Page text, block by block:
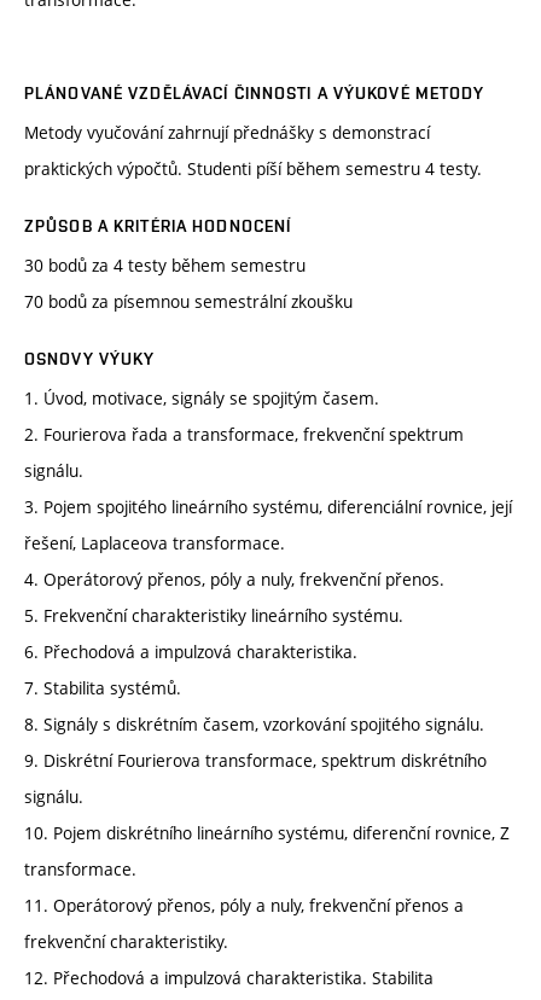
PLÁNOVANÉ VZDĚLÁVACÍ ČINNOSTI A VÝUKOVÉ METODY
Metody vyučování zahrnují přednášky s demonstrací
praktických výpočtů. Studenti píší během semestru 4 testy.
ZPŮSOB A KRITÉRIA HODNOCENÍ
30 bodů za 4 testy během semestru
70 bodů za písemnou semestrální zkoušku
OSNOVY VÝUKY
1. Úvod, motivace, signály se spojitým časem.
2. Fourierova řada a transformace, frekvenční spektrum
signálu.
3. Pojem spojitého lineárního systému, diferenciální rovnice, její
řešení, Laplaceova transformace.
4. Operátorový přenos, póly a nuly, frekvenční přenos.
5. Frekvenční charakteristiky lineárního systému.
6. Přechodová a impulzová charakteristika.
7. Stabilita systémů.
8. Signály s diskrétním časem, vzorkování spojitého signálu.
9. Diskrétní Fourierova transformace, spektrum diskrétního
signálu.
10. Pojem diskrétního lineárního systému, diferenční rovnice, Z
transformace.
11. Operátorový přenos, póly a nuly, frekvenční přenos a
frekvenční charakteristiky.
12. Přechodová a impulzová charakteristika. Stabilita